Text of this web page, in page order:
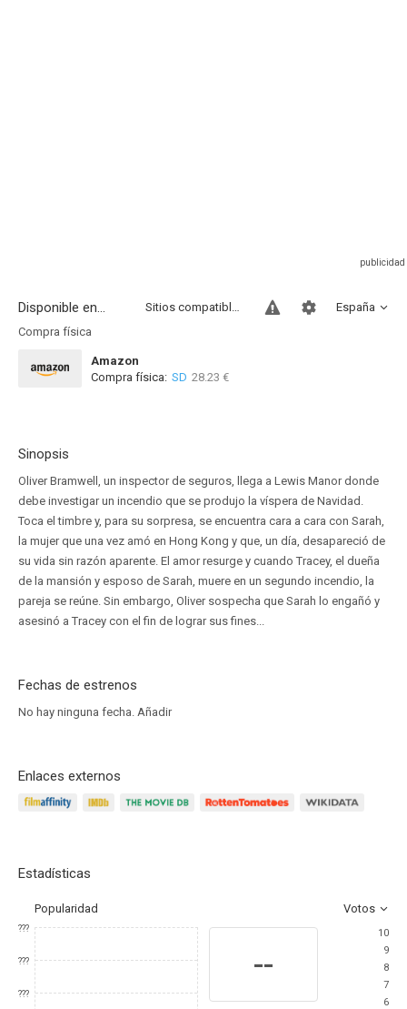
Disponible en... España
Sitios compatibles
Compra física
Amazon
Compra física: SD 28.23 €
Sinopsis
Oliver Bramwell, un inspector de seguros, llega a Lewis Manor donde
debe investigar un incendio que se produjo la víspera de Navidad.
Toca el timbre y, para su sorpresa, se encuentra cara a cara con Sarah,
la mujer que una vez amó en Hong Kong y que, un día, desapareció de
su vida sin razón aparente. El amor resurge y cuando Tracey, el dueña
de la mansión y esposo de Sarah, muere en un segundo incendio, la
pareja se reúne. Sin embargo, Oliver sospecha que Sarah lo engañó y
asesinó a Tracey con el fin de lograr sus fines...
Fechas de estrenos
No hay ninguna fecha. Añadir
Enlaces externos
Estadísticas
Popularidad Votos
???
???
???
--
10
9
8
7
6